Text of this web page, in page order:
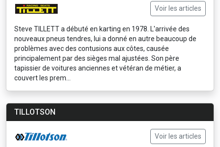
Voir les articles
Steve TILLETT a débuté en karting en 1978. L'arrivée des
nouveaux pneus tendres, lui a donné en autre beaucoup de
problèmes avec des contusions aux côtes, causée
principalement par des sièges mal ajustées. Son père
tapissier de voitures anciennes et vétéran de métier, a
couvert les prem...
TILLOTSON
Voir les articles